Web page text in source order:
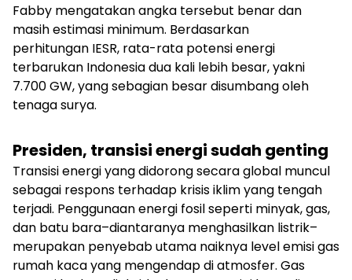
Fabby mengatakan angka tersebut benar dan
masih estimasi minimum. Berdasarkan
perhitungan IESR, rata-rata potensi energi
terbarukan Indonesia dua kali lebih besar, yakni
7.700 GW, yang sebagian besar disumbang oleh
tenaga surya.
Presiden, transisi energi sudah genting
Transisi energi yang didorong secara global muncul
sebagai respons terhadap krisis iklim yang tengah
terjadi. Penggunaan energi fosil seperti minyak, gas,
dan batu bara–diantaranya menghasilkan listrik–
merupakan penyebab utama naiknya level emisi gas
rumah kaca yang mengendap di atmosfer. Gas